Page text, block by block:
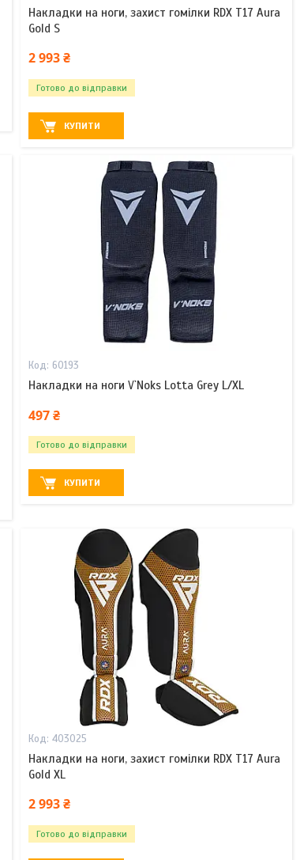
Накладки на ноги, захист гомілки RDX T17 Aura
Gold S
2 993 ₴
Готово до відправки
КУПИТИ
60193
Накладки на ноги V`Noks Lotta Grey L/XL
497 ₴
Готово до відправки
КУПИТИ
403025
Накладки на ноги, захист гомілки RDX T17 Aura
Gold XL
2 993 ₴
Готово до відправки